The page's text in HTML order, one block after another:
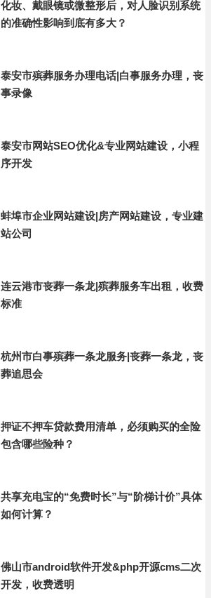
化妆、戴眼镜或微整形后，对人脸识别系统
的准确性影响到底有多大？
泰安市殡葬服务办理电话|白事服务办理，丧
事录像
泰安市网站SEO优化&专业网站建设，小程
序开发
蚌埠市企业网站建设|房产网站建设，专业建
站公司
连云港市丧葬一条龙|殡葬服务车出租，收费
标准
杭州市白事殡葬一条龙服务|丧葬一条龙，丧
葬追思会
押证不押车贷款费用清单，必须购买的全险
包含哪些险种？
共享充电宝的“免费时长”与“阶梯计价”具体
如何计算？
佛山市android软件开发&php开源cms二次
开发，收费透明